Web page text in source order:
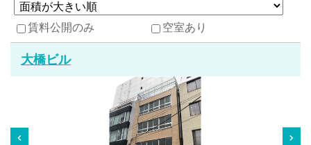
賃料公開のみ 空室あり
大橋ビル